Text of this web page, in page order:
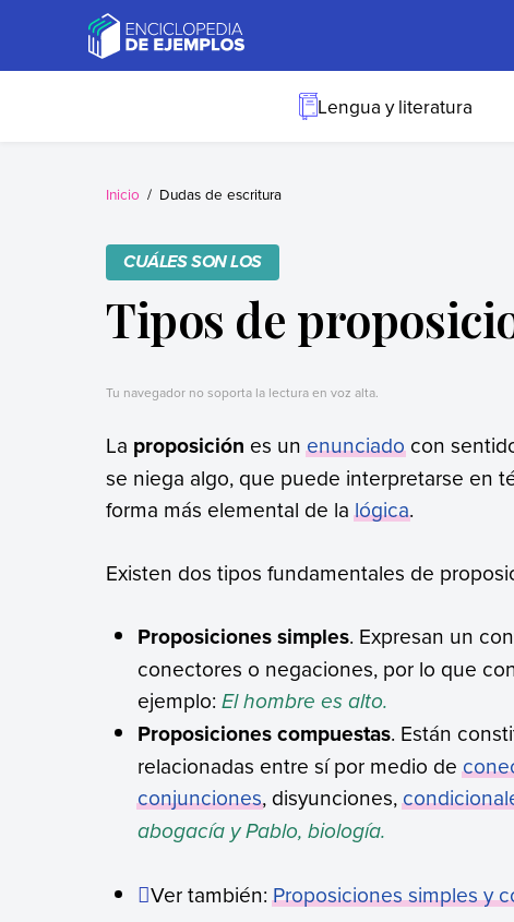
Ejemplos
Necesitas ejemplos.
Lengua y literatura
Inicio Dudas de escritura
CUÁLES SON LOS
Tipos de
Tu navegador no soporta la lectura en voz alta.
La proposición es unenunciadocon
se niega algo, que puede interpretarse en
forma más elemental de lalógica.
Existen dos tipos fundamentales de
Proposiciones simples. Expresan un
conectores o negaciones, por lo que
ejemplo:El hombre es alto.
Proposiciones compuestas. Están
relacionadas entre sí por medio de
conjunciones, disyunciones,
abogacía y Pablo, biología.
Ver también:Proposiciones simples y